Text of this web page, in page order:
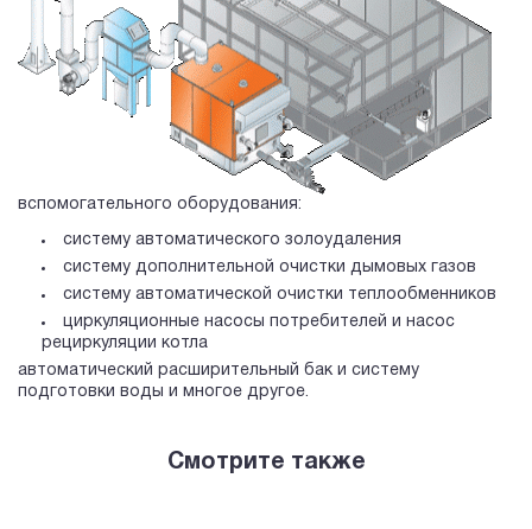
вспомогательного оборудования:
систему автоматического золоудаления
систему дополнительной очистки дымовых газов
систему автоматической очистки теплообменников
циркуляционные насосы потребителей и насос
рециркуляции котла
автоматический расширительный бак и систему
подготовки воды и многое другое.
Смотрите также